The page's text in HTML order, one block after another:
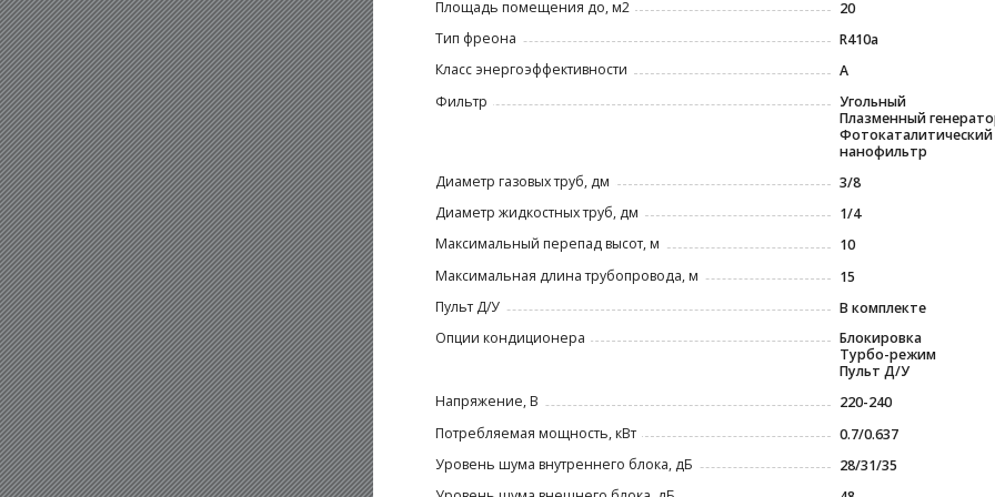
Площадь помещения до, м2
20
Тип фреона
R410a
Класс энергоэффективности
A
Фильтр
Угольный
Плазменный
Фотокаталитический
нанофильтр
Диаметр газовых труб, дм
3/8
Диаметр жидкостных труб, дм
1/4
Максимальный перепад высот, м
10
Максимальная длина трубопровода, м
15
Пульт Д/У
В комплекте
Опции кондиционера
Блокировка
Турбо-режим
Пульт Д/У
Напряжение, В
220-240
Потребляемая мощность, кВт
0.7/0.637
Уровень шума внутреннего блока, дБ
28/31/35